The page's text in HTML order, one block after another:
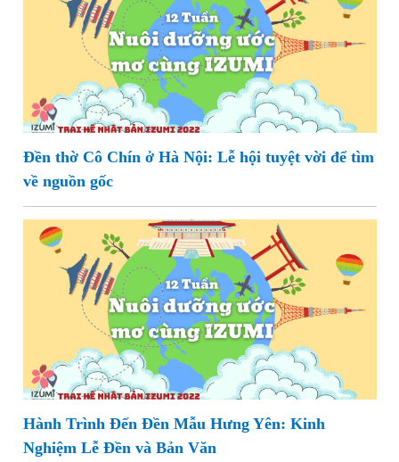
Đền thờ Cô Chín ở Hà Nội: Lễ hội tuyệt vời để tìm
về nguồn gốc
Hành Trình Đến Đền Mẫu Hưng Yên: Kinh
Nghiệm Lễ Đền và Bản Văn